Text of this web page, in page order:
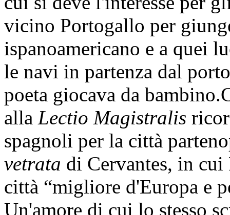
vicino Portogallo per
ispanoamericano e a quei
le navi in partenza dal
poeta giocava da
alla Lectio Magistralis
spagnoli per la città
vetrata di Cervantes, in
città “migliore d'Europa e
Un'amore di cui lo stesso